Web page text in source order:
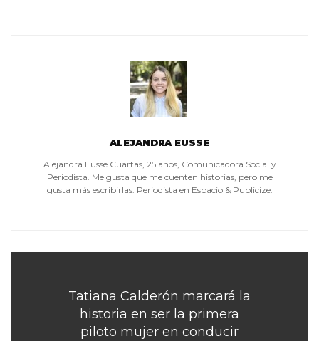
ALEJANDRA EUSSE
Alejandra Eusse Cuartas, 25 años, Comunicadora Social y
Periodista. Me gusta que me cuenten historias, pero me
gusta más escribirlas. Periodista en Espacio & Publicize.
Tatiana Calderón marcará la
historia en ser la primera
piloto mujer en conducir